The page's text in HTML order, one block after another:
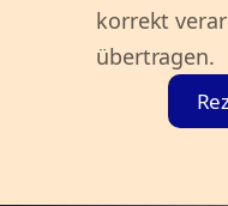
korrekt
übertragen.